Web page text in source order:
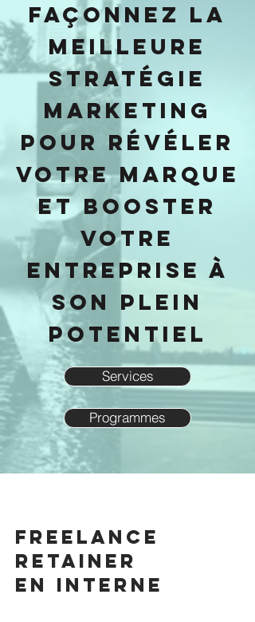
Façonnez la
meilleure
stratégie
marketing
pour révéler
votre marque
et booster
votre
entreprise à
son plein
potentiel
Services
Programmes
Freelance
Retainer
En interne